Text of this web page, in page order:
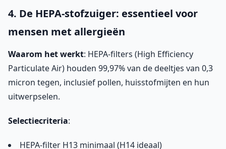
4. De HEPA-stofzuiger: essentieel voor
mensen met allergieën
Waarom het werkt: HEPA-filters (High Efficiency
Particulate Air) houden 99,97% van de deeltjes van 0,3
micron tegen, inclusief pollen, huisstofmijten en hun
uitwerpselen.
Selectiecriteria:
HEPA-filter H13 minimaal (H14 ideaal)